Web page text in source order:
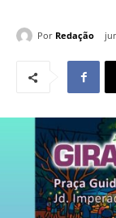
Por Redação